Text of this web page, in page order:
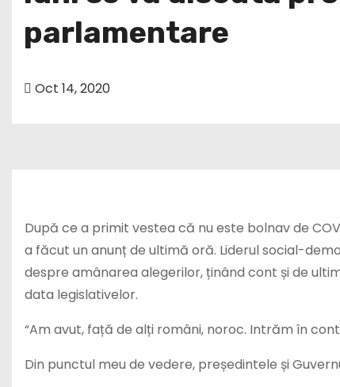
parlamentare
Oct 14, 2020
După ce a primit vestea că nu este bolnav de
a făcut un anunț de ultimă oră. Liderul social-
despre amânarea alegerilor, ținând cont și de
data legislativelor.
“Am avut, față de alți români, noroc. Intrăm în
Din punctul meu de vedere, președintele și